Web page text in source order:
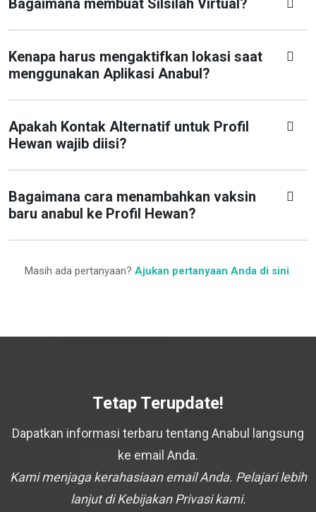
Bagaimana membuat Silsilah Virtual?
Kenapa harus mengaktifkan lokasi saat
menggunakan Aplikasi Anabul?
Apakah Kontak Alternatif untuk Profil
Hewan wajib diisi?
Bagaimana cara menambahkan vaksin
baru anabul ke Profil Hewan?
Masih ada pertanyaan? Ajukan pertanyaan Anda di sini.
Tetap Terupdate!
Dapatkan informasi terbaru tentang Anabul langsung
ke email Anda.
Kami menjaga kerahasiaan email Anda. Pelajari lebih
lanjut di Kebijakan Privasi kami.